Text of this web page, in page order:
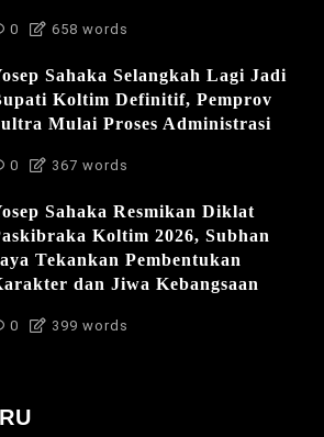
0 658 words
Sahaka Selangkah Lagi Jadi
Koltim Definitif, Pemprov
Mulai Proses Administrasi
0 367 words
Sahaka Resmikan Diklat
Koltim 2026, Subhan
Tekankan Pembentukan
dan Jiwa Kebangsaan
0 399 words